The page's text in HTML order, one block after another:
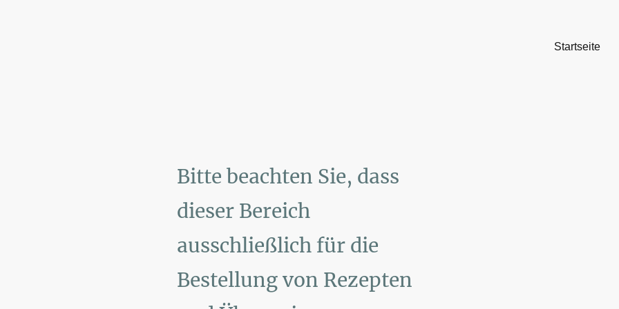
Startseite
Bitte beachten Sie, dass
dieser Bereich
ausschließlich für die
Bestellung von Rezepten